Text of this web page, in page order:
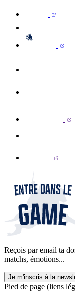
Reçois par email ta
matchs, émotions...
Je m'inscris à la
Pied de page (liens